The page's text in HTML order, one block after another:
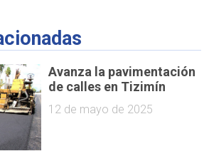
Avanza la pavimentación
de calles en Tizimín
12 de mayo de 2025